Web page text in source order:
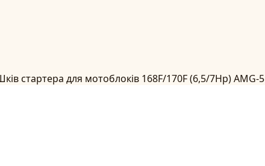
стартера для мотоблоків 168F/170F (6,5/7Hp) AMG-5